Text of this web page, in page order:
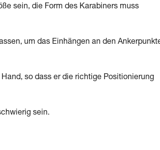
sein, die Form des Karabiners muss
um das Einhängen an den
so dass er die richtige Positionierung
sein.